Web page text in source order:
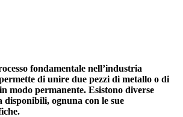
fondamentale nell’industria
di unire due pezzi di metallo o di
modo permanente. Esistono diverse
disponibili, ognuna con le sue